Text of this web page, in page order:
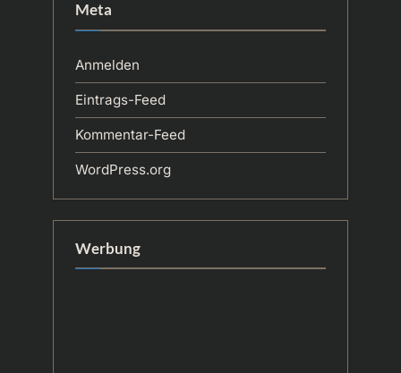
Meta
Anmelden
Eintrags-Feed
Kommentar-Feed
WordPress.org
Werbung